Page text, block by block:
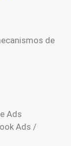
de
Ads
Ads /